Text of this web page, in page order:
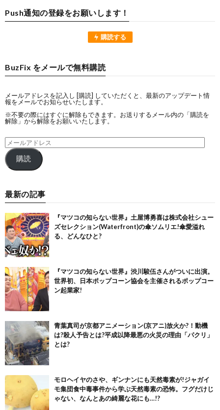
Push通知の登録をお願いします！
購読する
BuzFix をメールで無料購読
メールアドレスを記入し [購読] していただくと、最新のアップデート情
報をメールでお知らせいたします。
※不要の際にはすぐに解除もできます。お送りするメール内の「購読を
解除」から解除をお願いいたします。
購読
最新の記事
『マツコの知らない世界』土屋博勇喜は株式会社シュー
ズセレクション(Waterfront)の傘ソムリエ!傘愛溢れ
る、どんなひと?
『マツコの知らない世界』渋川駿伍さんがついに出演。
世界初、日本ポップコーン協会を主催されるポップコー
ン起業家!
青葉真司が京都アニメーション(京アニ)放火か?！動機
は?殺人予告とは?平成以降最悪の火災の理由「パクリ」
とは?
モロヘイヤのさや、ギンナンにも天然毒素が!ジャガイ
モ集団食中毒事件から学ぶ天然毒素の恐怖。フグだけじ
ゃない、なんとあの綺麗な花にも…!?